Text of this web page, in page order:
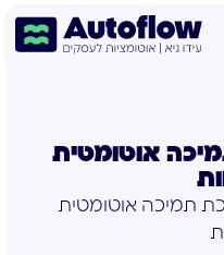
אוטומטית
תמיכה אוטומטית